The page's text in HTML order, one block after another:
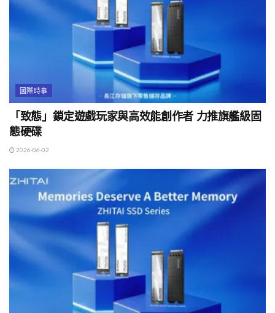
國際時事
「致態」鎖定遊戲玩家與高效能創作者 力推旗艦級固
態硬碟
2026-06-02